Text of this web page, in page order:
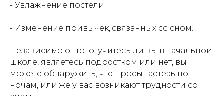
- Увлажнение постели
- Изменение привычек, связанных со сном.
Независимо от того, учитесь ли вы в начальной
школе, являетесь подростком или нет, вы
можете обнаружить, что просыпаетесь по
ночам, или же у вас возникают трудности со